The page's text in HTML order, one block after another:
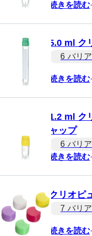
続きを読む
5.0 ml ク
6 バリ
続きを読む
1.2 ml ク
ャップ
6 バリ
続きを読む
クリオピ
7 バリ
続きを読む